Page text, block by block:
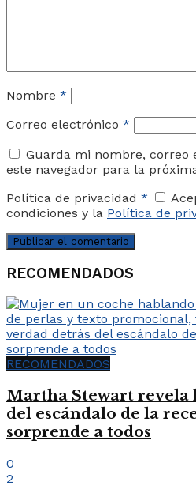
Nombre *
Correo electrónico *
Guarda mi nombre, correo
este navegador para la
Política de privacidad *
condiciones y la Política de
RECOMENDADOS
RECOMENDADOS
Martha Stewart revela
del escándalo de la
sorprende a todos
0
2